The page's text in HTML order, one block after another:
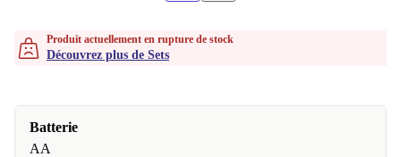
Produit actuellement en rupture de stock
Découvrez plus de Sets
Batterie
AA